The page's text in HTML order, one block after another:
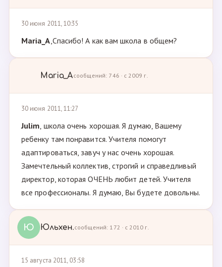
30 июня 2011, 10:35
Maria_A,Спасибо! А как вам школа в общем?
Maria_Aсообщений: 746 · с 2009 г.
30 июня 2011, 11:27
Julim, школа очень хорошая. Я думаю, Вашему
ребенку там понравится. Учителя помогут
адаптироваться, завуч у нас очень хорошая.
Замечтельный коллектив, строгий и справедливый
директор, которая ОЧЕНЬ любит детей. Учителя
все профессионалы. Я думаю, Вы будете довольны.
Ю Юльхен.сообщений: 172 · с 2010 г.
15 августа 2011, 03:58